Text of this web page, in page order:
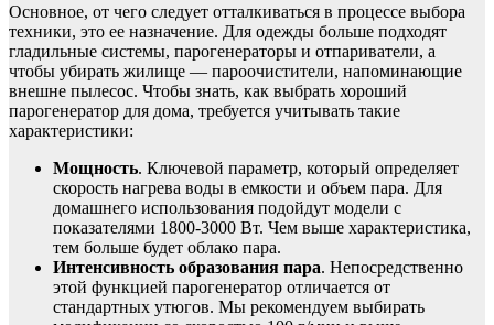
Основное, от чего следует отталкиваться в процессе выбора
техники, это ее назначение. Для одежды больше подходят
гладильные системы, парогенераторы и отпариватели, а
чтобы убирать жилище — пароочистители, напоминающие
внешне пылесос. Чтобы знать, как выбрать хороший
парогенератор для дома, требуется учитывать такие
характеристики:
Мощность. Ключевой параметр, который определяет
скорость нагрева воды в емкости и объем пара. Для
домашнего использования подойдут модели с
показателями 1800-3000 Вт. Чем выше характеристика,
тем больше будет облако пара.
Интенсивность образования пара. Непосредственно
этой функцией парогенератор отличается от
стандартных утюгов. Мы рекомендуем выбирать